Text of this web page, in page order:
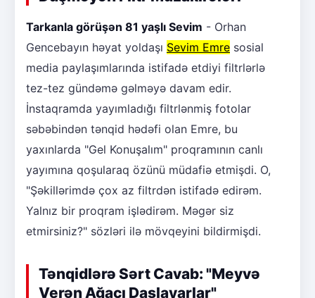
Tarkanla görüşən 81 yaşlı Sevim - Orhan
Gencebayın həyat yoldaşı Sevim Emre sosial
media paylaşımlarında istifadə etdiyi filtrlərlə
tez-tez gündəmə gəlməyə davam edir.
İnstaqramda yayımladığı filtrlənmiş fotolar
səbəbindən tənqid hədəfi olan Emre, bu
yaxınlarda "Gel Konuşalım" proqramının canlı
yayımına qoşularaq özünü müdafiə etmişdi. O,
"Şəkillərimdə çox az filtrdən istifadə edirəm.
Yalnız bir proqram işlədirəm. Məgər siz
etmirsiniz?" sözləri ilə mövqeyini bildirmişdi.
Tənqidlərə Sərt Cavab: "Meyvə
Verən Ağacı Daşlayarlar"